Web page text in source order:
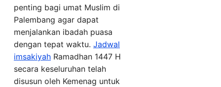
penting bagi umat Muslim di
Palembang agar dapat
menjalankan ibadah puasa
dengan tepat waktu. Jadwal
imsakiyah Ramadhan 1447 H
secara keseluruhan telah
disusun oleh Kemenag untuk